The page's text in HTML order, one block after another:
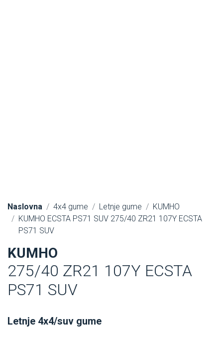
Naslovna 4x4 gume Letnje gume
KUMHO
KUMHO ECSTA PS71 SUV 275/40 ZR21 107Y ECSTA
PS71 SUV
KUMHO
275/40 ZR21 107Y ECSTA
PS71 SUV
Letnje 4x4/suv gume